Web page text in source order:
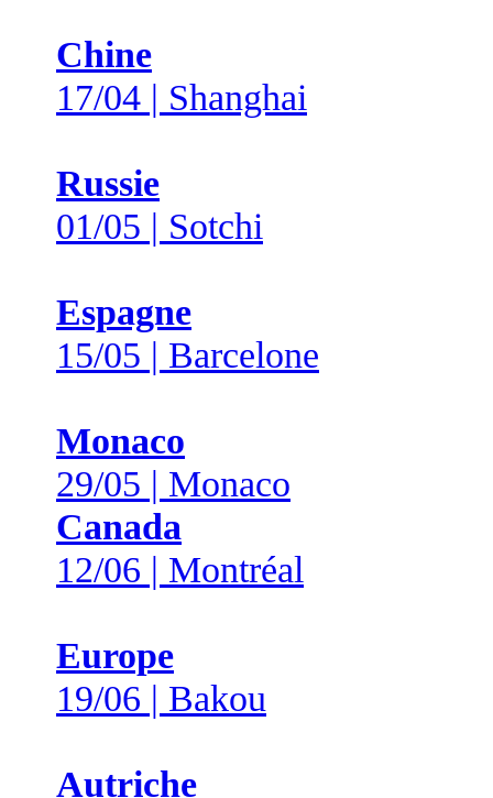
Chine
17/04 | Shanghai
Russie
01/05 | Sotchi
Espagne
15/05 | Barcelone
Monaco
29/05 | Monaco
Canada
12/06 | Montréal
Europe
19/06 | Bakou
Autriche